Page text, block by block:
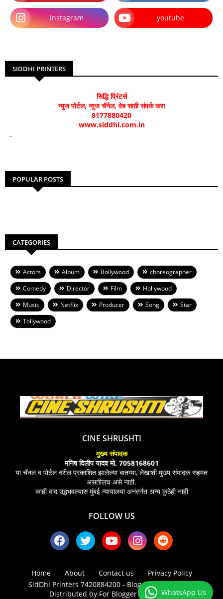
instagram youtube
SIDDHI PRINTERS
सिद्धि प्रिंटर्स
न्युज पोर्टल, न्युज चॅनेल, वेब साठी संपर्क करा
8177880420
www.siddhi.com.in
.
POPULAR POSTS
CATEGORIES
Actors Album Bollywood
choreographer
Comedy
Director Film
Hollywood
Music
Netflix Producer Song
Star
Tollywood
CINE SHRUSHTI
मुख्य संपादक
मनिष दिलीप यादव मो. 7058168601
या चॅनल व पोर्टल वरील प्रकाशित झालेल्या बातम्या, लेखाशी मुख्य संपादक सहमत
असतीलच असे नाही.
काही वाद उद्भभवल्यास मुंबई न्यायालया अनंतर्गत अन्य कुठेही नाही
FOLLOW US
Home About Contact us
Privacy Policy
SidDhi Printers 7420884200 - Blogger Templates|
Distributed by For Blogger TemplatesWhatsApp Us